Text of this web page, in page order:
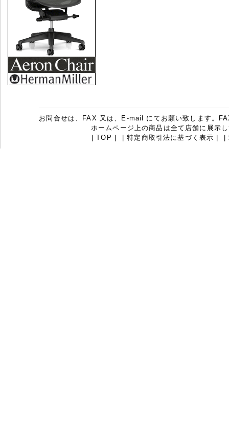
お問合せは、FAX 又は、E-mail にてお願い致します。
ホームページ上の商品は全て店舗に展示
|TOP |特定商取引法に基づく表示 |